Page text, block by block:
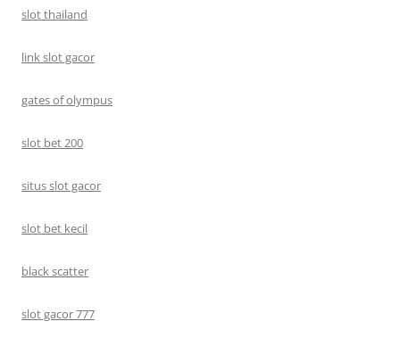
slot thailand
link slot gacor
gates of olympus
slot bet 200
situs slot gacor
slot bet kecil
black scatter
slot gacor 777